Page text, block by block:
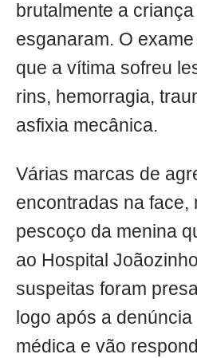
brutalmente a
esganaram. O
que a vítima sofreu
rins, hemorragia,
asfixia mecânica.
Várias marcas de
encontradas na face,
pescoço da menina
ao Hospital
suspeitas foram
logo após a
médica e vão